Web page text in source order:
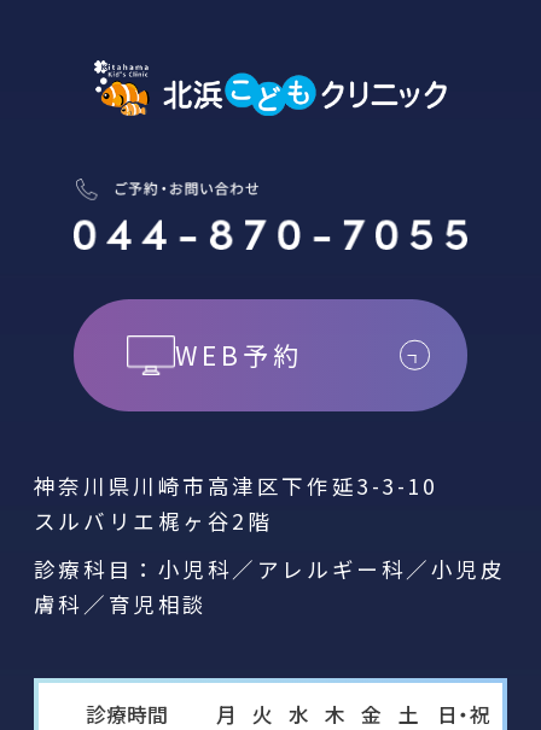
WEB予約
神奈川県川崎市高津区下作延3-3-10
スルバリエ梶ヶ谷2階
診療科目：小児科／アレルギー科／小児皮
膚科／育児相談
診療時間 月 火 水 木 金 土 日・祝